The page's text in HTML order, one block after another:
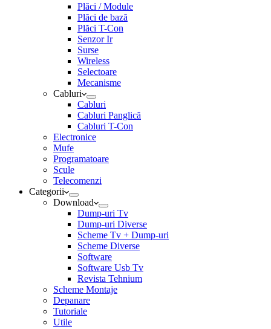
Plăci / Module
Plăci de bază
Plăci T-Con
Senzor Ir
Surse
Wireless
Selectoare
Mecanisme
Cabluri
Cabluri
Cabluri Panglică
Cabluri T-Con
Electronice
Mufe
Programatoare
Scule
Telecomenzi
Categorii
Download
Dump-uri Tv
Dump-uri Diverse
Scheme Tv + Dump-uri
Scheme Diverse
Software
Software Usb Tv
Revista Tehnium
Scheme Montaje
Depanare
Tutoriale
Utile